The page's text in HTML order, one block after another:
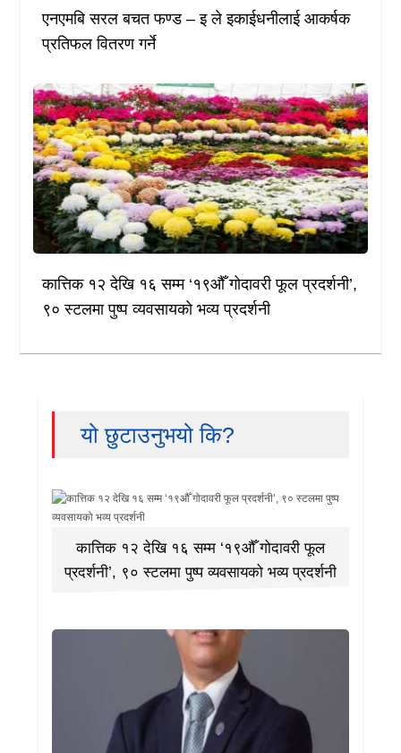
एनएमबि सरल बचत फण्ड – इ ले इकाईधनीलाई आकर्षक
प्रतिफल वितरण गर्ने
कात्तिक १२ देखि १६ सम्म ‘१९औँ गोदावरी फूल प्रदर्शनी’,
९० स्टलमा पुष्प व्यवसायको भव्य प्रदर्शनी
यो छुटाउनुभयो कि?
कात्तिक १२ देखि १६ सम्म ‘१९औँ गोदावरी फूल
प्रदर्शनी’, ९० स्टलमा पुष्प व्यवसायको भव्य प्रदर्शनी